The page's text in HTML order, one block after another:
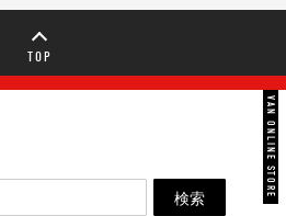
TOP
検索
VAN ONLINE STORE